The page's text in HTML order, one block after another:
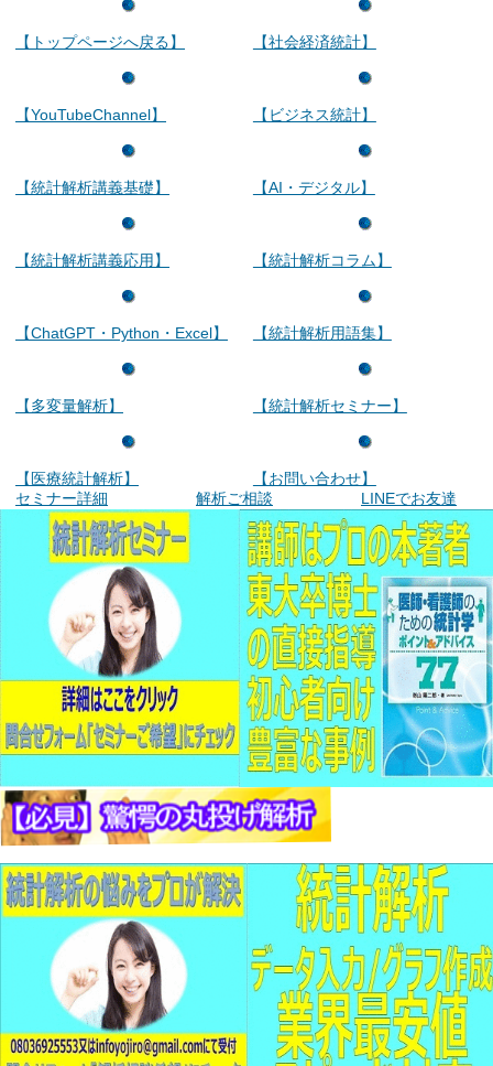
【トップページへ戻る】
【YouTubeChannel】
【統計解析講義基礎】
【統計解析講義応用】
【ChatGPT・Python・Excel】
【多変量解析】
【医療統計解析】
【社会経済統計】
【ビジネス統計】
【AI・デジタル】
【統計解析コラム】
【統計解析用語集】
【統計解析セミナー】
【お問い合わせ】
セミナー詳細
解析ご相談 LINEでお友達